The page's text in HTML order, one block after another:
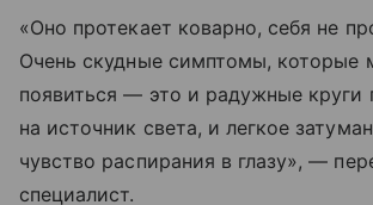
«Оно протекает коварно, себя не
Очень скудные симптомы, которые
появиться — это и радужные круги
на источник света, и легкое
чувство распирания в глазу», —
специалист.